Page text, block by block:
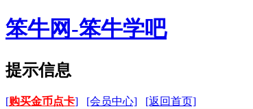
笨牛网-笨牛学吧
提示信息
[购买金币点卡] [会员中心]
[返回首页]